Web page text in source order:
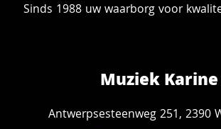
Sinds 1988 uw waarborg voor
Muziek Karine
Antwerpsesteenweg 251, 2390